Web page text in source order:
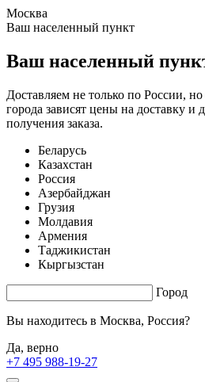
Москва
Ваш населенный пункт
Ваш населенный
Доставляем не только по России,
города зависят цены на доставку и
получения заказа.
Беларусь
Казахстан
Россия
Азербайджан
Грузия
Молдавия
Армения
Таджикистан
Кыргызстан
Город
Вы находитесь в Москва, Россия?
Да, верно
+7 495 988-19-27